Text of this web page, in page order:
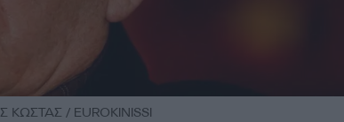
/ EUROKINISSI